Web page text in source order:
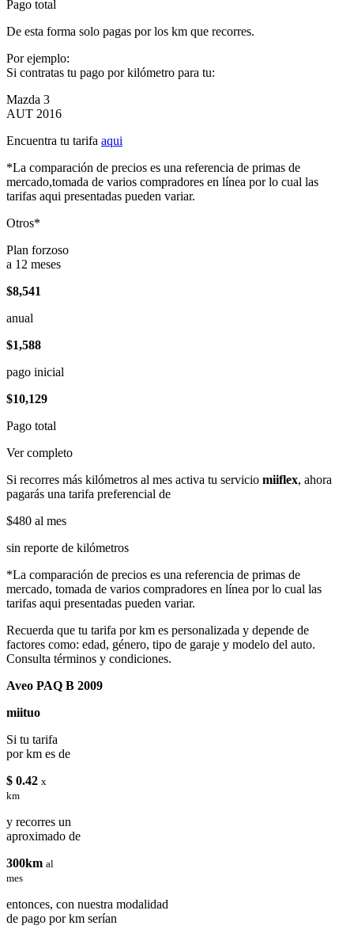
Pago total
De esta forma solo pagas por los km que recorres.
Por ejemplo:
Si contratas tu pago por kilómetro para tu:
Mazda 3
AUT 2016
Encuentra tu tarifa aqui
*La comparación de precios es una referencia de primas de
mercado,tomada de varios compradores en línea por lo cual las
tarifas aqui presentadas pueden variar.
Otros*
Plan forzoso
a 12 meses
$8,541
anual
$1,588
pago inicial
$10,129
Pago total
Ver completo
Si recorres más kilómetros al mes activa tu servicio miiflex, ahora
pagarás una tarifa preferencial de
$480 al mes
sin reporte de kilómetros
*La comparación de precios es una referencia de primas de
mercado, tomada de varios compradores en línea por lo cual las
tarifas aqui presentadas pueden variar.
Recuerda que tu tarifa por km es personalizada y depende de
factores como: edad, género, tipo de garaje y modelo del auto.
Consulta términos y condiciones.
Aveo PAQ B 2009
miituo
Si tu tarifa
por km es de
$ 0.42 x
km
y recorres un
aproximado de
300km al
mes
entonces, con nuestra modalidad
de pago por km serían